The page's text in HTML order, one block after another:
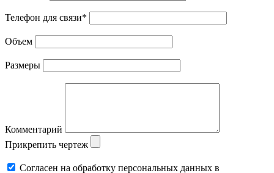
Телефон для связи*
Объем
Размеры
Комментарий
Прикрепить чертеж
Cогласен на обработку персональных данных в